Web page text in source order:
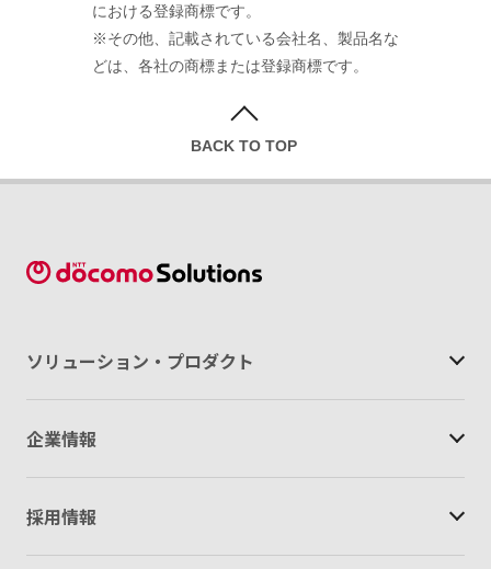
における登録商標です。
※その他、記載されている会社名、製品名な
どは、各社の商標または登録商標です。
BACK TO TOP
ソリューション・ プロダクト
企業情報
採用情報